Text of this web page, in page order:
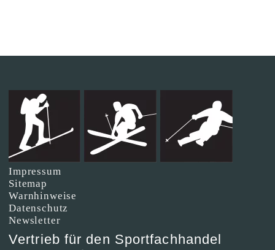
Impressum
Sitemap
Warnhinweise
Datenschutz
Newsletter
Vertrieb für den Sportfachhandel